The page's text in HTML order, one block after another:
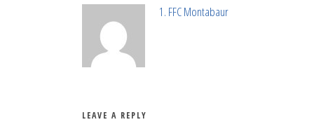
1. FFC Montabaur
LEAVE A REPLY